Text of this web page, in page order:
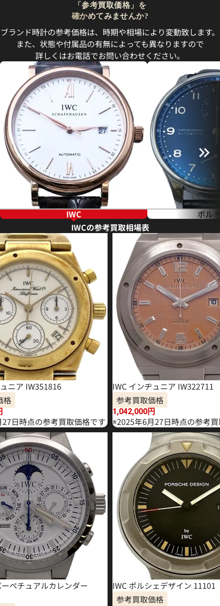
「参考買取価格」を
確かめてみませんか?
ブランド時計の参考価格は、時期や相場により変動致します。
また、状態や付属品の有無によっても異なりますので
詳しくはお電話でお問い合わせください。
IWC
ポル
IWCの参考買取相場表
ニア IW351816
格
日時点の参考買取価格です
IWC インヂュニア IW322711
参考買取価格
1,042,000円
※2025年6月27日時点の参考
ペチュアルカレンダー
IWC ポルシェデザイン 11101
参考買取価格